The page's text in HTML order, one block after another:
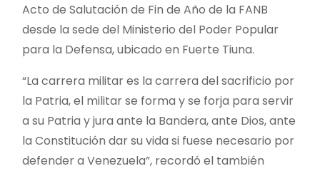
Acto de Salutación de Fin de Año de la FANB
desde la sede del Ministerio del Poder Popular
para la Defensa, ubicado en Fuerte Tiuna.
“La carrera militar es la carrera del sacrificio por
la Patria, el militar se forma y se forja para servir
a su Patria y jura ante la Bandera, ante Dios, ante
la Constitución dar su vida si fuese necesario por
defender a Venezuela”, recordó el también